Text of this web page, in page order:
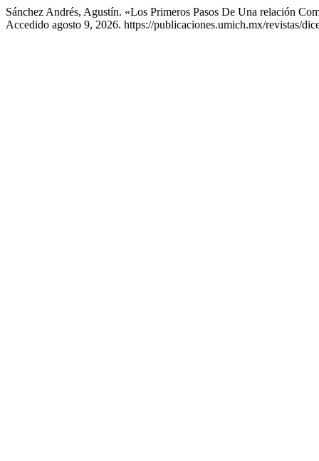
Sánchez Andrés, Agustín. «Los Primeros Pasos De Una relación
Accedido agosto 9, 2026. https://publicaciones.umich.mx/revistas/